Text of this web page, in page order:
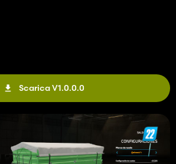
Scarica V1.0.0.0